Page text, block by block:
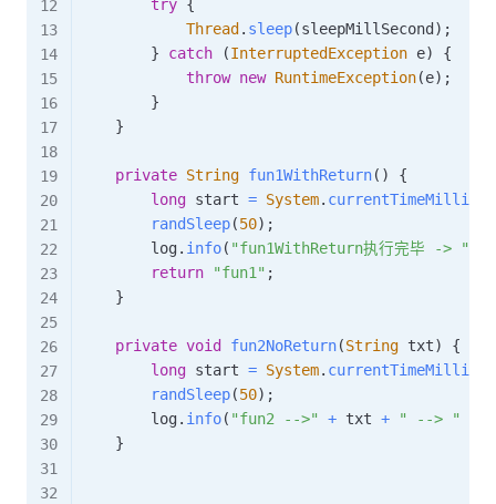
try {
Thread . sleep(sleepMillSecond ) ;
}
catch (InterruptedException e)
{
throw new RuntimeException(e) ;
}
}
private String fun1WithReturn( )
{
long start = System. currentTimeMillis
randSleep(50) ;
        log
. info( "fun1WithReturn执行完毕 -> "
return
"fun1" ;
}
private void fun2NoReturn(String txt)
{
long start = System. currentTimeMillis
randSleep(50) ;
        log
. info( "fun2 -->" + txt + " --> "
}